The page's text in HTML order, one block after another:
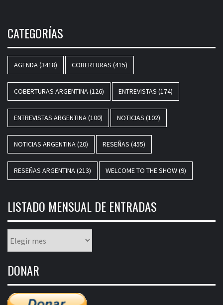
CATEGORÍAS
AGENDA(3418) COBERTURAS (415)
COBERTURAS ARGENTINA(126) ENTREVISTAS (174)
ENTREVISTAS ARGENTINA(100) NOTICIAS (102)
NOTICIAS ARGENTINA(20) RESEÑAS (455)
RESEÑAS ARGENTINA(213) WELCOME TO THE SHOW(9)
LISTADO MENSUAL DE ENTRADAS
mensual
entradas
DONAR